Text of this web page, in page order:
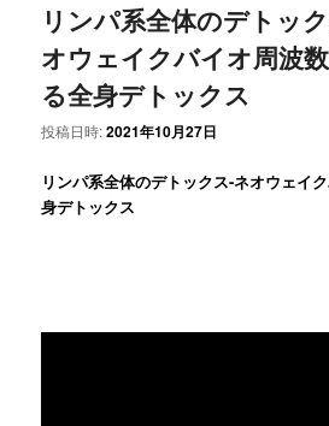
リンパ系全体のデトッ
オウェイクバイオ周波
る全身デトックス
投稿日時:2021年10月27日
リンパ系全体のデトックス-ネオウェイ
身デトックス